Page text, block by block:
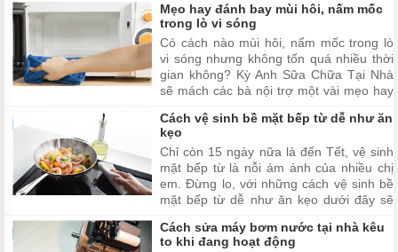
Mẹo hay đánh bay mùi hôi, nấm mốc
trong lò vi sóng
Có cách nào mùi hôi, nấm mốc trong lò
vi sóng nhưng không tốn quá nhiều thời
gian không? Kỳ Anh Sữa Chữa Tại Nhà
sẽ mách các bà nội trợ một vài mẹo hay
Cách vệ sinh bề mặt bếp từ dễ như ăn
kẹo
Chỉ còn 15 ngày nữa là đến Tết, vệ sinh
mặt bếp từ là nỗi ám ánh của nhiều chị
em. Đừng lo, với những cách vệ sinh bề
mặt bếp từ dễ như ăn kẹo dưới đây sẽ
như mới và bền nhé.
Cách sửa máy bơm nước tại nhà kêu
to khi đang hoạt động